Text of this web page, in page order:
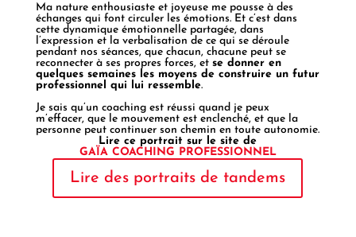
Ma nature enthousiaste et joyeuse me pousse à des
échanges qui font circuler les émotions. Et c’est dans
cette dynamique émotionnelle partagée, dans
l’expression et la verbalisation de ce qui se déroule
pendant nos séances, que chacun, chacune peut se
reconnecter à ses propres forces, et se donner en
quelques semaines les moyens de construire un futur
professionnel qui lui ressemble.
Je sais qu’un coaching est réussi quand je peux
m’effacer, que le mouvement est enclenché, et que la
personne peut continuer son chemin en toute autonomie.
Lire ce portrait sur le site de
GAÏA COACHING PROFESSIONNEL
Lire des portraits de tandems